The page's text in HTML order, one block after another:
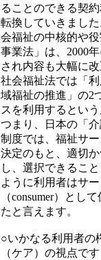
ることのできる契
転換していきまし
会福祉の中核的や
事業法」は、2000
され内容も大幅に
社会福祉法では「
域福祉の推進」の2
スを利用するとい
つまり、日本の「
制度では、福祉サ
決定のもと、適切
し、選択できるこ
ように利用者はサ
（consumer）とし
たと言えます。
○いかなる利用者の
（ケア）の視点です